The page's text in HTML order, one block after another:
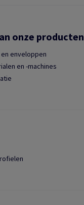
onze producten
enveloppen
en -machines